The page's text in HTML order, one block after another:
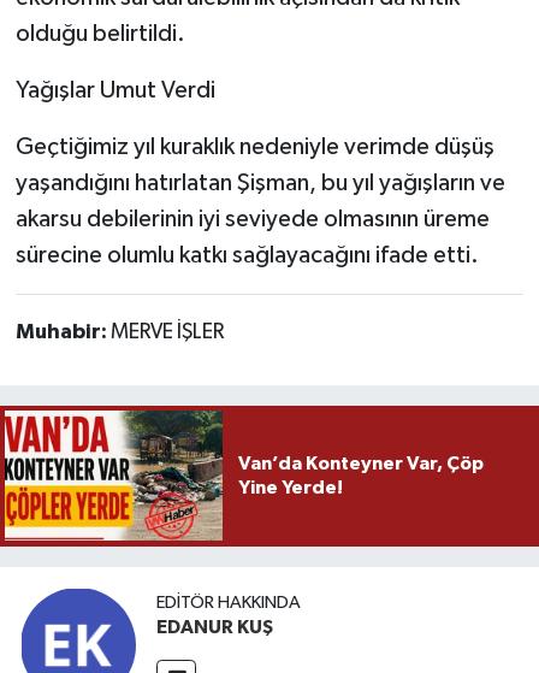
olduğu belirtildi.
Yağışlar Umut Verdi
Geçtiğimiz yıl kuraklık nedeniyle verimde düşüş
yaşandığını hatırlatan Şişman, bu yıl yağışların ve
akarsu debilerinin iyi seviyede olmasının üreme
sürecine olumlu katkı sağlayacağını ifade etti.
Muhabir: MERVE İŞLER
Van’da Konteyner Var, Çöp
Yine Yerde!
EDITÖR HAKKINDA
EDANUR KUŞ